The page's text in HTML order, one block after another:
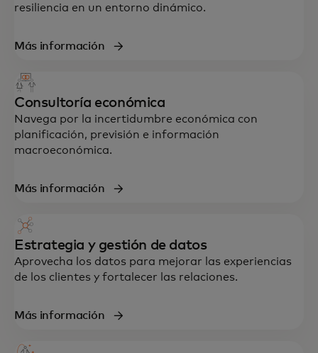
Soporte integral en estrategia, datos,
diseñado para acelerar el crecimiento y la
resiliencia.
resiliencia en un entorno dinámico.
Más información
Consultoría económica
Navega por la incertidumbre económica con
planificación, previsión e información
macroeconómica.
Más información
Estrategia y gestión de datos
Aprovecha los datos para mejorar las experiencias
de los clientes y fortalecer las relaciones.
Más información